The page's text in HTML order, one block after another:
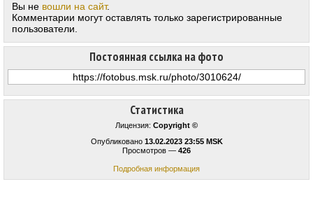
Статистика
Лицензия: Copyright ©
Опубликовано 13.02.2023 23:55 MSK
Просмотров — 426
Подробная информация
Постоянная ссылка на фото
Вы не вошли на сайт.
Комментарии могут оставлять только зарегистрированные
пользователи.